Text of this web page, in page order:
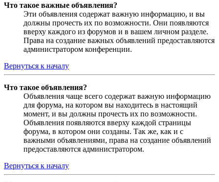
Что такое важные объявления?
Эти объявления содержат важную информацию, и вы
должны прочесть их по возможности. Они появляются
вверху каждого из форумов и в вашем личном разделе.
Права на создание важных объявлений предоставляются
администратором конференции.
Вернуться к началу
Что такое объявления?
Объявления чаще всего содержат важную информацию
для форума, на котором вы находитесь в настоящий
момент, и вы должны прочесть их по возможности.
Объявления появляются вверху каждой страницы
форума, в котором они созданы. Так же, как и с
важными объявлениями, права на создание объявлений
предоставляются администратором.
Вернуться к началу